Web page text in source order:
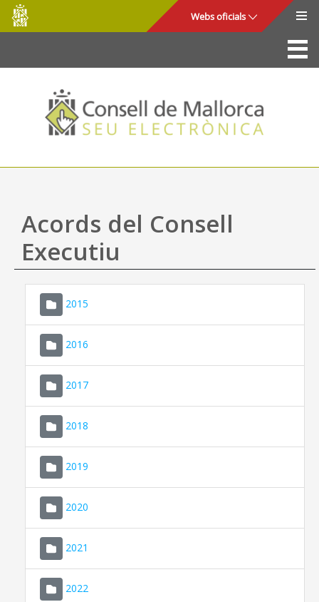
Salta al contingut principal
Consell
de
Mallorca
Webs oficials
La Seu
Consell de Mallorca
Accés i seguretat
Utilitats
Ajuda
Acords del Consell
Executiu
2015
2016
2017
2018
2019
2020
2021
2022